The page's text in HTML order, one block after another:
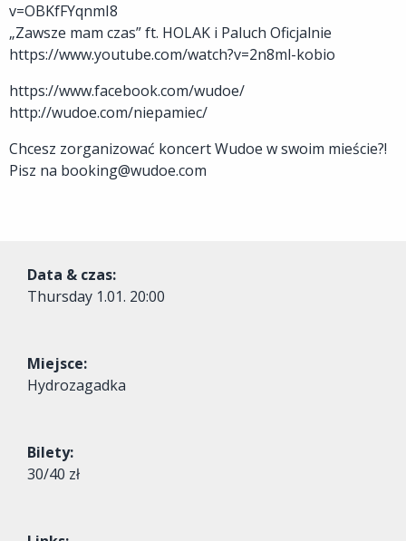
v=OBKfFYqnmI8
„Zawsze mam czas” ft. HOLAK i Paluch Oficjalnie
https://www.youtube.com/watch?v=2n8ml-kobio
https://www.facebook.com/wudoe/
http://wudoe.com/niepamiec/
Chcesz zorganizować koncert Wudoe w swoim mieście?!
Pisz na booking@wudoe.com
Data & czas:
Thursday 1.01. 20:00
Miejsce:
Hydrozagadka
Bilety:
30/40 zł